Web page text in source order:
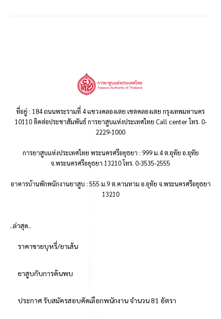
ที่อยู่ : 184 ถนนพระรามที่ 4 แขวงคลองเตย เขตคลองเตย กรุงเทพมหานคร
10110 ติดต่อประชาสัมพันธ์ การยาสูบแห่งประเทศไทย Call center โทร. 0-
2229-1000
การยาสูบแห่งประเทศไทย พระนครศรีอยุธยา : 999 ม.4 ต.อุทัย อ.อุทัย
จ.พระนครศรีอยุธยา 13210 โทร. 0-3535-2555
อาคารบ้านพักพนักงานยาสูบ : 555 ม.9 ต.คานหาม อ.อุทัย จ.พระนครศรีอยุธยา
13210
..ล่าสุด..
ราคาขายบุหรี่/ยาเส้น
ยาสูบกับการค้นพบ
ประกาศ รับสมัครสอบคัดเลือกพนักงาน จำนวน 81 อัตรา